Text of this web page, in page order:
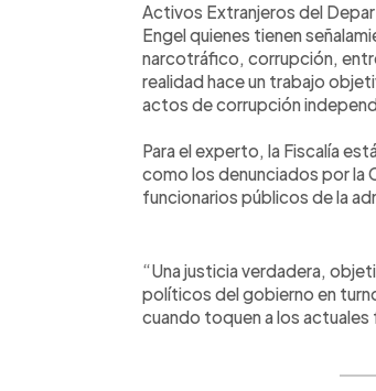
Activos Extranjeros del
Engel quienes tienen
narcotráfico, corrupción,
realidad hace un trabajo
actos de corrupción
Para el experto, la Fiscalía
como los denunciados por la
funcionarios públicos de la
“Una justicia verdadera,
políticos del gobierno en
cuando toquen a los